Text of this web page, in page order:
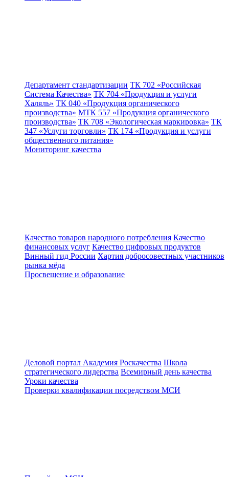
Департамент стандартизации ТК 702 «Российская
Система Качества» ТК 704 «Продукция и услуги
Халяль» ТК 040 «Продукция органического
производства» МТК 557 «Продукция органического
производства» ТК 708 «Экологическая маркировка» ТК
347 «Услуги торговли» ТК 174 «Продукция и услуги
общественного питания»
Мониторинг качества
Качество товаров народного потребления Качество
финансовых услуг Качество цифровых продуктов
Винный гид России Хартия добросовестных участников
рынка мёда
Просвещение и образование
Деловой портал Академия Роскачества Школа
стратегического лидерства Всемирный день качества
Уроки качества
Проверки квалификации посредством МСИ